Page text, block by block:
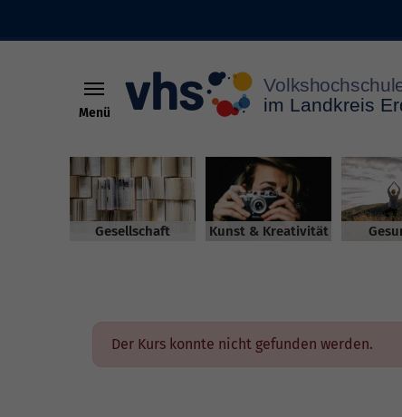
Menü
Gesellschaft Kunst & Kreativität
Der Kurs konnte nicht gefunden werden.